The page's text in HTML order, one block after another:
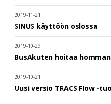
2019-11-21
SINUS käyttöön oslossa
2019-10-29
BusAkuten hoitaa
2019-10-21
Uusi versio TRACS Flow -